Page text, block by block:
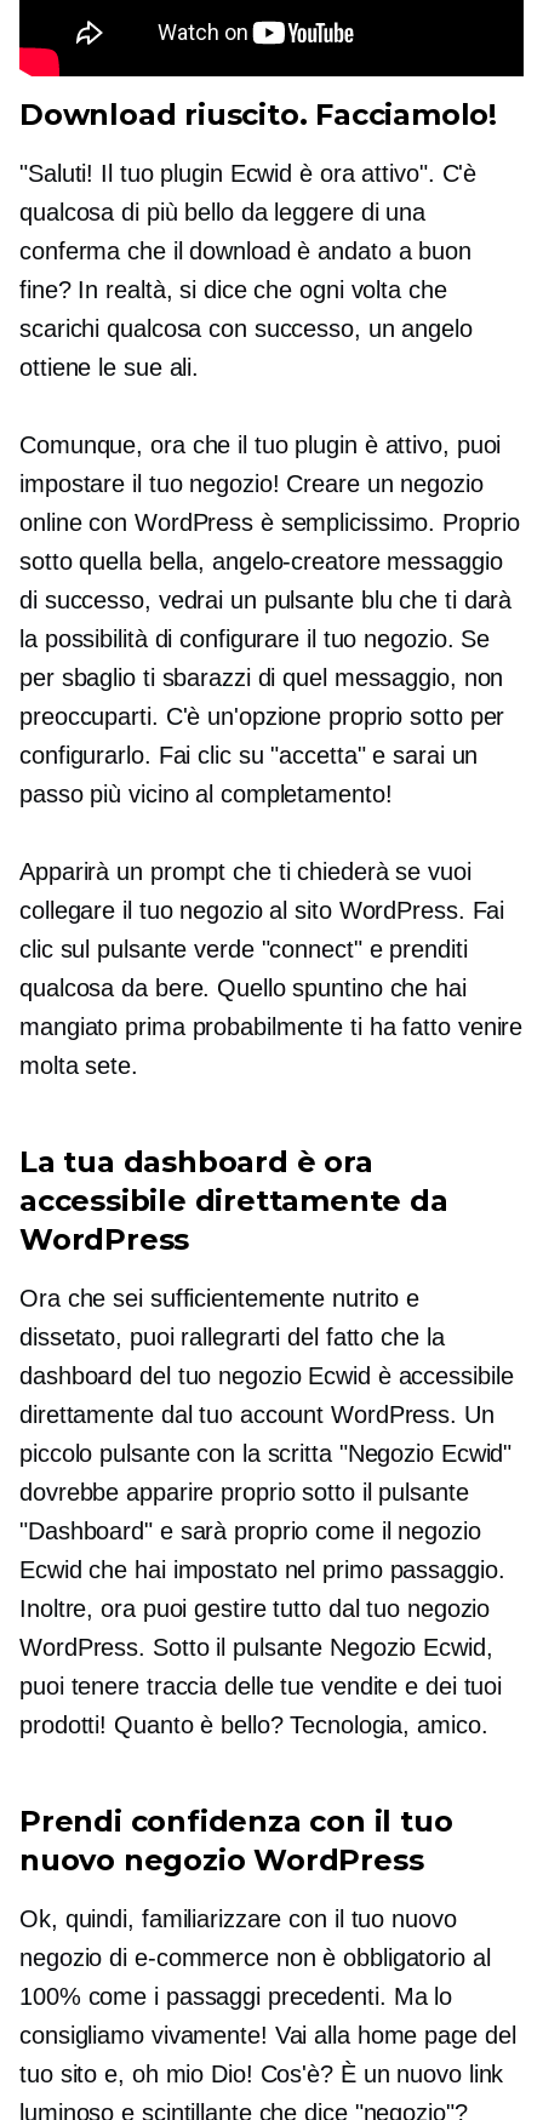
Download riuscito. Facciamolo!
"Saluti! Il tuo plugin Ecwid è ora attivo". C'è
qualcosa di più bello da leggere di una
conferma che il download è andato a buon
fine? In realtà, si dice che ogni volta che
scarichi qualcosa con successo, un angelo
ottiene le sue ali.
Comunque, ora che il tuo plugin è attivo, puoi
impostare il tuo negozio! Creare un negozio
online con WordPress è semplicissimo. Proprio
sotto quella bella, angelo-creatoremessaggio
di successo, vedrai un pulsante blu che ti darà
la possibilità di configurare il tuo negozio. Se
per sbaglio ti sbarazzi di quel messaggio, non
preoccuparti. C'è un'opzione proprio sotto per
configurarlo. Fai clic su "accetta" e sarai un
passo più vicino al completamento!
Apparirà un prompt che ti chiederà se vuoi
collegare il tuo negozio al sito WordPress. Fai
clic sul pulsante verde "connect" e prenditi
qualcosa da bere. Quello spuntino che hai
mangiato prima probabilmente ti ha fatto venire
molta sete.
La tua dashboard è ora
accessibile direttamente da
WordPress
Ora che sei sufficientemente nutrito e
dissetato, puoi rallegrarti del fatto che la
dashboard del tuo negozio Ecwid è accessibile
direttamente dal tuo account WordPress. Un
piccolo pulsante con la scritta "Negozio Ecwid"
dovrebbe apparire proprio sotto il pulsante
"Dashboard" e sarà proprio come il negozio
Ecwid che hai impostato nel primo passaggio.
Inoltre, ora puoi gestire tutto dal tuo negozio
WordPress. Sotto il pulsante Negozio Ecwid,
puoi tenere traccia delle tue vendite e dei tuoi
prodotti! Quanto è bello? Tecnologia, amico.
Prendi confidenza con il tuo
nuovo negozio WordPress
Ok, quindi, familiarizzare con il tuo nuovo
negozio di e-commerce non è obbligatorio al
100% come i passaggi precedenti. Ma lo
consigliamo vivamente! Vai alla home page del
tuo sito e, oh mio Dio! Cos'è? È un nuovo link
luminoso e scintillante che dice "negozio"?